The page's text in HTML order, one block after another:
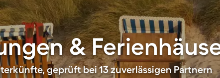
&
geprüft bei 13 zuverlässigen Partnern